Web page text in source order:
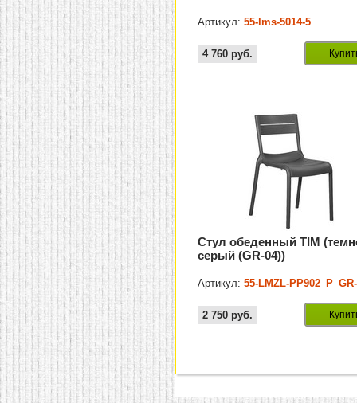
Артикул:55-lms-5014-5
4 760 руб.
Стул обеденный TIM
серый (GR-04))
Артикул:55-LMZL-
2 750 руб.